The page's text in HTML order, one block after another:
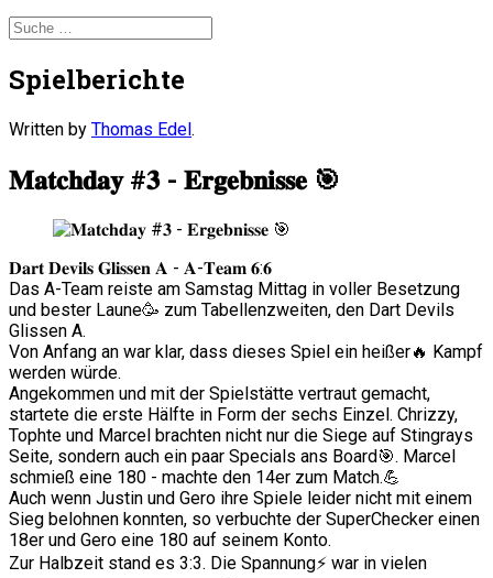
Spielberichte
Written by Thomas Edel.
𝐌𝐚𝐭𝐜𝐡𝐝𝐚𝐲 #𝟑 - 𝐄𝐫𝐠𝐞𝐛𝐧𝐢𝐬𝐬𝐞 🎯
𝐃𝐚𝐫𝐭 𝐃𝐞𝐯𝐢𝐥𝐬 𝐆𝐥𝐢𝐬𝐬𝐞𝐧 𝐀 - 𝐀-𝐓𝐞𝐚𝐦 𝟔:𝟔
Das A-Team reiste am Samstag Mittag in voller Besetzung
und bester Laune🥳 zum Tabellenzweiten, den Dart Devils
Glissen A.
Von Anfang an war klar, dass dieses Spiel ein heißer🔥 Kampf
werden würde.
Angekommen und mit der Spielstätte vertraut gemacht,
startete die erste Hälfte in Form der sechs Einzel. Chrizzy,
Tophte und Marcel brachten nicht nur die Siege auf Stingrays
Seite, sondern auch ein paar Specials ans Board🎯. Marcel
schmieß eine 180 - machte den 14er zum Match.💪
Auch wenn Justin und Gero ihre Spiele leider nicht mit einem
Sieg belohnen konnten, so verbuchte der SuperChecker einen
18er und Gero eine 180 auf seinem Konto.
Zur Halbzeit stand es 3:3. Die Spannung⚡ war in vielen